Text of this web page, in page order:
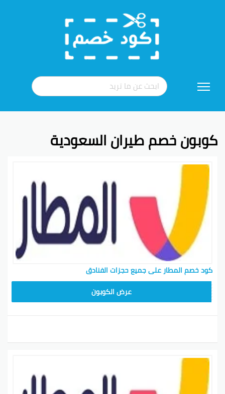
إلى
كوبون خصم طيران السعودية
كود خصم المطار على جميع حجزات الفنادق
عرض الكوبون